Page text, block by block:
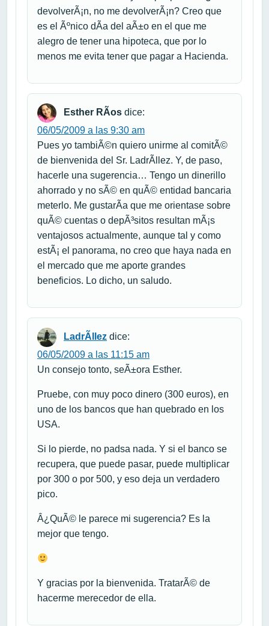
devolverÃ¡n, no me devolverÃ¡n? Creo que
es el Ãºnico dÃ­a del aÃ±o en el que me
alegro de tener una hipoteca, que por lo
menos me evita tener que pagar a Hacienda.
Esther RÃ­os dice:
06/05/2009 a las 9:30 am
Pues yo tambiÃ©n quiero unirme al comitÃ©
de bienvenida del Sr. LadrÃ­llez. Y, de paso,
hacerle una sugerencia… Tengo un dinerillo
ahorrado y no sÃ© en quÃ© entidad bancaria
meterlo. Me gustarÃ­a que me orientase sobre
quÃ© cuentas o depÃ³sitos resultan mÃ¡s
ventajosos actualmente, aunque tal y como
estÃ¡ el panorama, no creo que haya nada en
el mercado que me aporte grandes
beneficios. Lo dicho, un saludo.
LadrÃ­llez dice:
06/05/2009 a las 11:15 am
Un consejo tonto, seÃ±ora Esther.
Pruebe, con muy poco dinero (300 euros), en
uno de los bancos que han quebrado en los
USA.
Si lo pierde, no padsa nada. Y si el banco se
recupera, que puede pasar, puede multiplicar
por 300 o por 500, y eso deja un verdadero
pico.
Â¿QuÃ© le parece mi sugerencia? Es la
mejor que tengo.
Y gracias por la bienvenida. TratarÃ© de
hacerme merecedor de ella.